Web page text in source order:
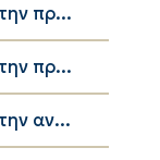
πρ...
πρ...
αν...